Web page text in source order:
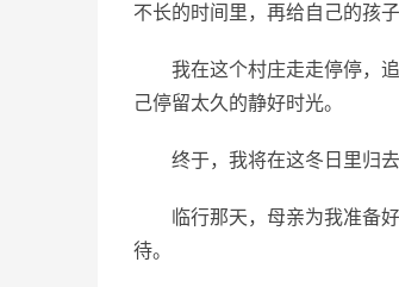
不长的时间里，再给自己的孩
我在这个村庄走走停停，
己停留太久的静好时光。
终于，我将在这冬日里归去
临行那天，母亲为我准备
待。